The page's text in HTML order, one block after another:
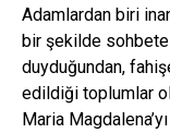
Adamlardan biri
bir şekilde sohbete
duyduğundan,
edildiği toplumlar
Maria